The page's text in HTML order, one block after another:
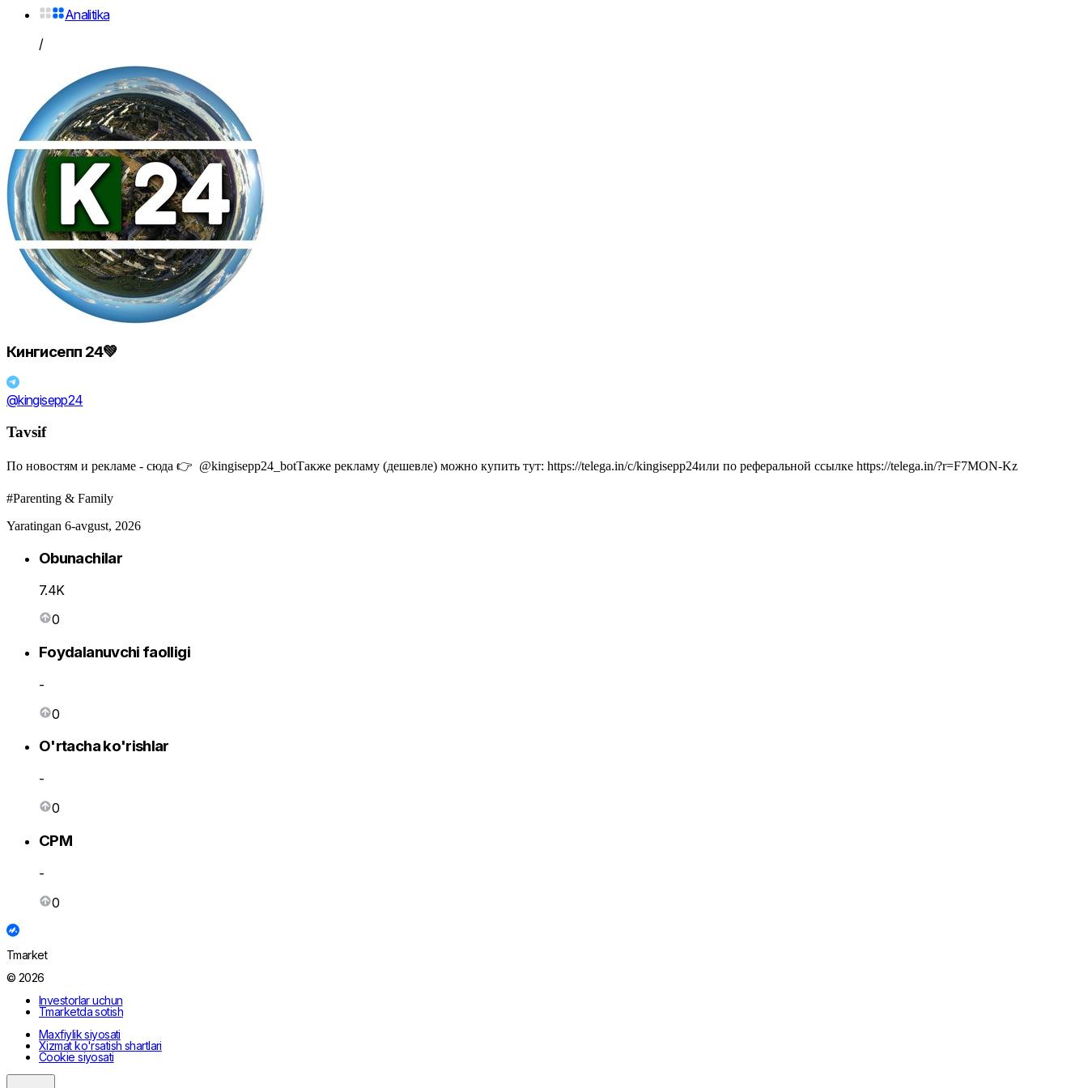
Analitika
/
Кингисепп 24💚
@kingisepp24
Tavsif
По новостям и рекламе - сюда 👉 @kingisepp24_botТакже рекламу (дешевле) можно купить тут: https://telega.in/c/kingisepp24или по реферальной ссылке https://telega.in/?r=F7MON-Kz
#Parenting & Family
Yaratingan 6-avgust, 2026
Obunachilar
7.4K
0
Foydalanuvchi faolligi
-
0
O'rtacha ko'rishlar
-
0
CPM
-
0
Tmarket
© 2026
Investorlar uchun
Tmarketda sotish
Maxfiylik siyosati
Xizmat ko'rsatish shartlari
Cookie siyosati